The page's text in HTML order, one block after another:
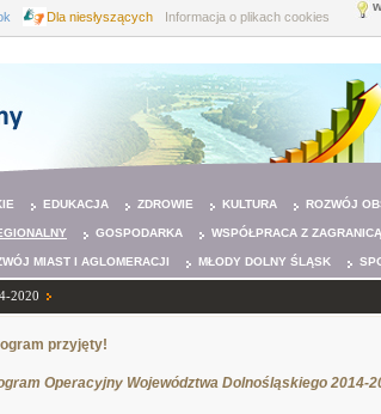
Dla niesłyszących Informacja o plikach cookies
EDUKACJA ZDROWIE KULTURA ROZWÓJ
GOSPODARKA WSPÓŁPRACA Z ZAGRANICĄ
MIAST I AGLOMERACJI MŁODY DOLNY ŚLĄSK
2020
przyjęty!
Operacyjny Województwa Dolnośląskiego